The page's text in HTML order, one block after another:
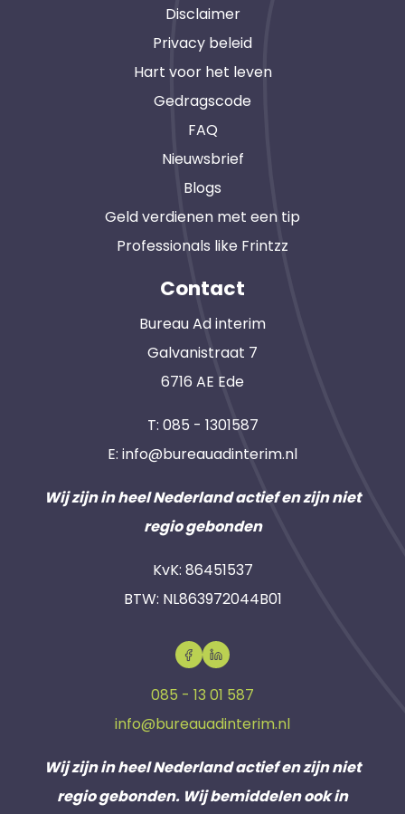
Disclaimer
Privacy beleid
Hart voor het leven
Gedragscode
FAQ
Nieuwsbrief
Blogs
Geld verdienen met een tip
Professionals like Frintzz
Contact
Bureau Ad interim
Galvanistraat 7
6716 AE Ede
T: 085 - 1301587
E: info@bureauadinterim.nl
Wij zijn in heel Nederland actief en zijn niet
regio gebonden
KvK: 86451537
BTW: NL863972044B01
085 - 13 01 587
info@bureauadinterim.nl
Wij zijn in heel Nederland actief en zijn niet
regio gebonden. Wij bemiddelen ook in